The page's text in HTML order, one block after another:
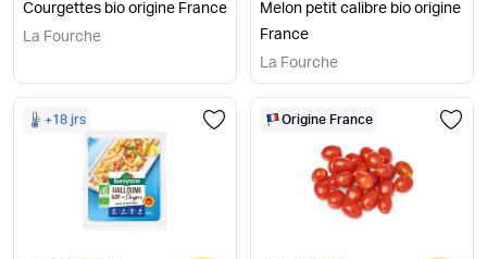
Courgettes bio origine France
La Fourche
Melon petit calibre bio origine
France
La Fourche
+18 jrs Origine France